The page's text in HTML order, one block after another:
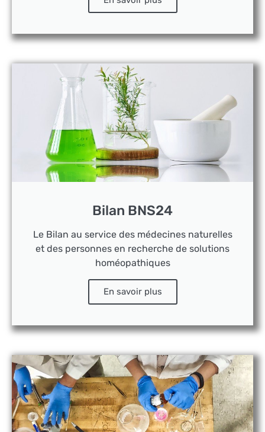
Bilan BNS24
Le Bilan au service des médecines naturelles
et des personnes en recherche de solutions
homéopathiques
En savoir plus